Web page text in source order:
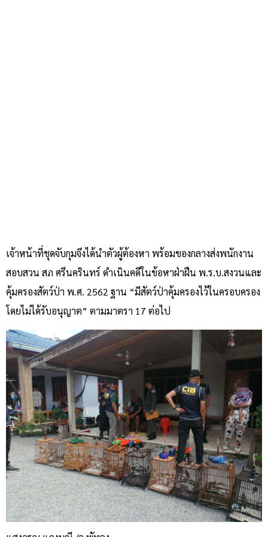
เจ้าหน้าที่ชุดจับกุมจึงได้นำตัวผู้ต้องหา พร้อมของกลางส่งพนักงาน
สอบสวน สภ ศรีนครินทร์ ดำเนินคดีในข้อหาฝ่าฝืน พ.ร.บ.สงวนและ
คุ้มครองสัตว์ป่า พ.ศ. 2562 ฐาน “มีสัตว์ป่าคุ้มครองไว้ในครอบครอง
โดยไม่ได้รับอนุญาต” ตามมาตรา 17 ต่อไป